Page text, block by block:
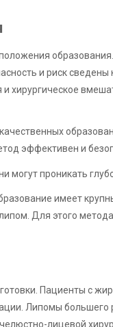
и риск
хирургическое
эффективен и
могут проникать
имеет
Для этого
Пациенты с
Липомы
лицевой